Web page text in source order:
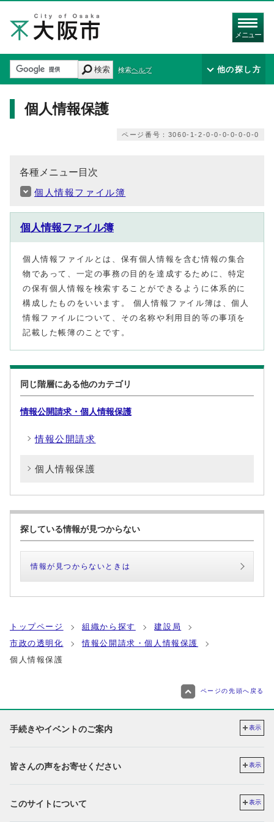
メニュー
検索 検索ヘルプ 他の探し方
個人情報保護
ページ番号：3060-1-2-0-0-0-0-0-0-0
各種メニュー目次
個人情報ファイル簿
個人情報ファイル簿
個人情報ファイルとは、保有個人情報を含む情報の集合
物であって、一定の事務の目的を達成するために、特定
の保有個人情報を検索することができるように体系的に
構成したものをいいます。 個人情報ファイル簿は、個人
情報ファイルについて、その名称や利用目的等の事項を
記載した帳簿のことです。
同じ階層にある他のカテゴリ
情報公開請求・個人情報保護
情報公開請求
個人情報保護
探している情報が見つからない
情報が見つからないときは
トップページ 組織から探す
建設局
市政の透明化
情報公開請求・個人情報保護
個人情報保護
ページの先頭へ戻る
手続きやイベントのご案内 表示
皆さんの声をお寄せください 表示
このサイトについて 表示